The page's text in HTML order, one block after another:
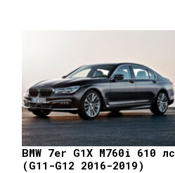
BMW 7er G1X M760i 610 лс
(G11-G12 2016-2019)